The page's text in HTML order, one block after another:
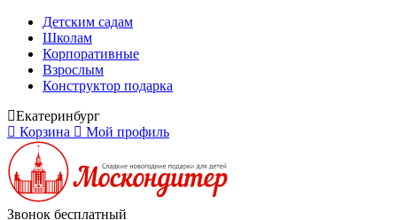
Детским садам
Школам
Корпоративные
Взрослым
Конструктор подарка
Екатеринбург
Корзина
Мой профиль
Звонок бесплатный